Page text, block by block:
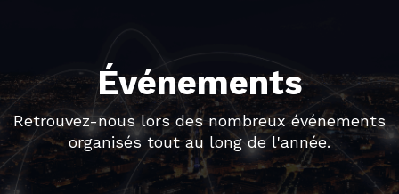
Événements
Retrouvez-nous lors des nombreux événements
organisés tout au long de l'année.